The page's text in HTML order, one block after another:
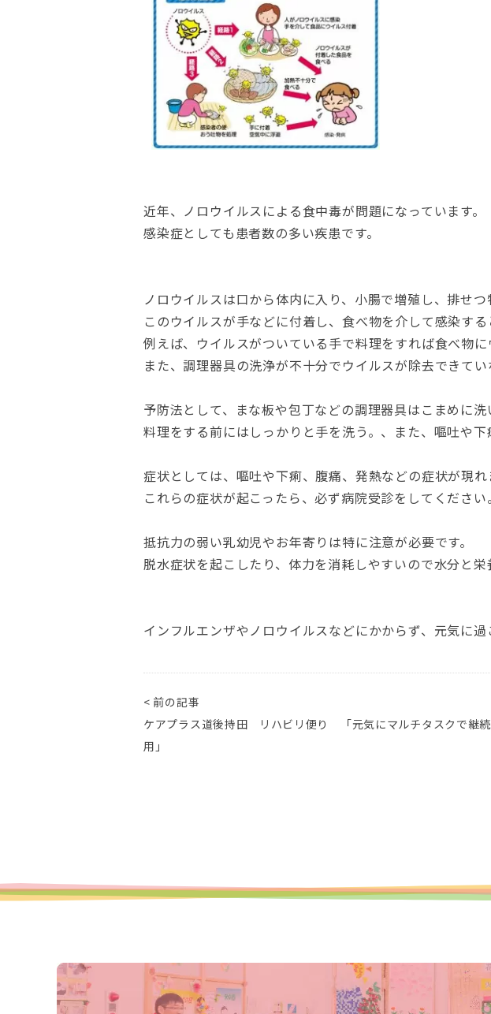
近年、ノロウイルスによる食中毒が問題になっています。
感染症としても患者数の多い疾患です。
ノロウイルスは口から体内に入り、小腸で増殖し、排せつ
このウイルスが手などに付着し、食べ物を介して感染する
例えば、ウイルスがついている手で料理をすれば食べ物に
また、調理器具の洗浄が不十分でウイルスが除去できてい
予防法として、まな板や包丁などの調理器具はこまめに洗
料理をする前にはしっかりと手を洗う。、また、嘔吐や
症状としては、嘔吐や下痢、腹痛、発熱などの症状が現れ
これらの症状が起こったら、必ず病院受診をしてください。
抵抗力の弱い乳幼児やお年寄りは特に注意が必要です。
脱水症状を起こしたり、体力を消耗しやすいので水分と栄
インフルエンザやノロウイルスなどにかからず、元気に過
< 前の記事
ケアプラス道後持田 リハビリ便り 「元気にマルチタスクで継
用」